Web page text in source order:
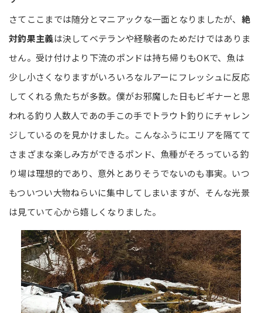
さてここまでは随分とマニアックな一面となりましたが、 絶
対釣果主義は決してベテランや経験者のためだけではありま
せん。受け付けより下流のポンドは持ち帰りもOKで、魚は
少し小さくなりますがいろいろなルアーにフレッシュに反応
してくれる魚たちが多数。僕がお邪魔した日もビギナーと思
われる釣り人数人であの手この手でトラウト釣りにチャレン
ジしているのを見かけました。こんなふうにエリアを隔てて
さまざまな楽しみ方ができるポンド、魚種がそろっている釣
り場は理想的であり、意外とありそうでないのも事実。いつ
もついつい大物ねらいに集中してしまいますが、そんな光景
は見ていて心から嬉しくなりました。